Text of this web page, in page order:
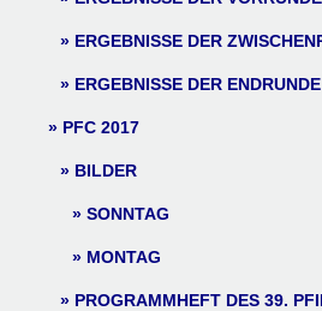
ERGEBNISSE DER
ERGEBNISSE DER ENDRUNDE
PFC 2017
BILDER
SONNTAG
MONTAG
PROGRAMMHEFT DES 39.